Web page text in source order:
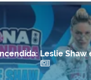
Leslie Shaw